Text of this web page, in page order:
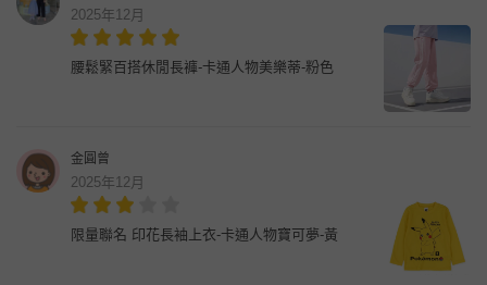
2025年12月
腰鬆緊百搭休閒長褲-卡通人物美樂蒂-粉色
金圓曾
2025年12月
限量聯名 印花長袖上衣-卡通人物寶可夢-黃